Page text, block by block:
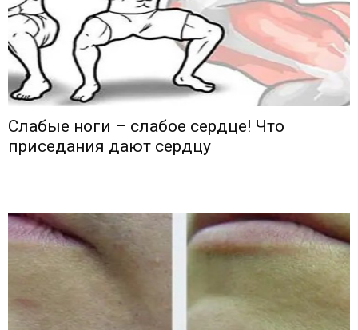
Слабые ноги – слабое сердце! Что
приседания дают сердцу